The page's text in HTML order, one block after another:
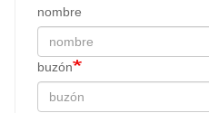
nombre
buzón